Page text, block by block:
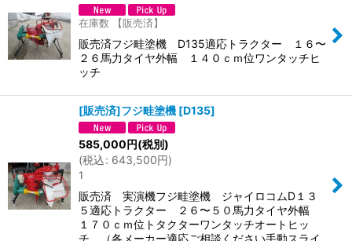
在庫数 【販売済】
販売済フジ畦塗機 D135適応トラクター １６〜
２６馬力タイヤ外幅 １４０ｃｍ位ワンタッチヒ
ッチ
[販売済]フジ畦塗機 [D135]
585,000円(税別)
(税込: 643,500円)
1
販売済 実演機フジ畦塗機 ジャイロコムD１３
５適応トラクター ２６〜５０馬力タイヤ外幅
１７０ｃｍ位トタクターワンタッチオートヒッ